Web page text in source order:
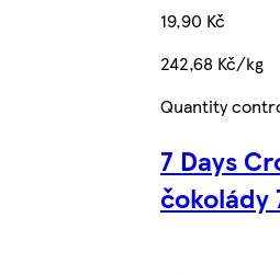
19,90 Kč
242,68 Kč/kg
Quantity
7 Days
čokolády